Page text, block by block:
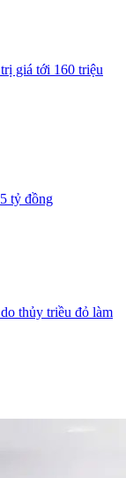
giá tới 160 triệu
tỷ đồng
thủy triều đỏ làm